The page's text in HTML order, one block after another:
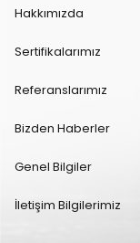
Hakkımızda
Sertifikalarımız
Referanslarımız
Bizden Haberler
Genel Bilgiler
İletişim Bilgilerimiz